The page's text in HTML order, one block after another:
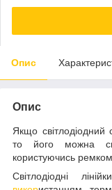
Опис
Опис
Якщо
то його можна
користуючись
Світлодіодні